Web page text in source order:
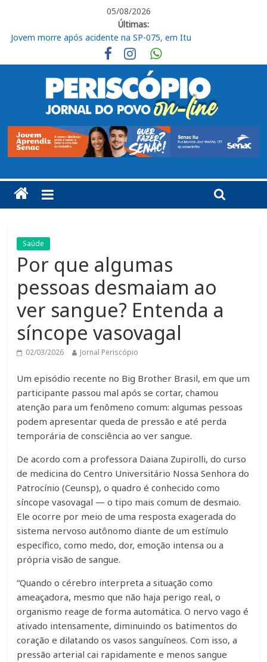
05/08/2026
Últimas:
Jovem morre após acidente na SP-075, em Itu
Ituano segue focado no confronto contra o Barra
Em Piracicaba, base do Ituano tem uma vitória e um empate
Campeonato Amador Série Ouro tem sequência em Itu
Jogador do Ituano denuncia injúria racial em partida do Paulista
Saúde
Por que algumas
pessoas desmaiam ao
ver sangue? Entenda a
síncope vasovagal
02/03/2026 Jornal Periscópio
Um episódio recente no Big Brother Brasil, em que um
participante passou mal após se cortar, chamou
atenção para um fenômeno comum: algumas pessoas
podem apresentar queda de pressão e até perda
temporária de consciência ao ver sangue.
De acordo com a professora Daiana Zupirolli, do curso
de medicina do Centro Universitário Nossa Senhora do
Patrocínio (Ceunsp), o quadro é conhecido como
síncope vasovagal — o tipo mais comum de desmaio.
Ele ocorre por meio de uma resposta exagerada do
sistema nervoso autônomo diante de um estímulo
específico, como medo, dor, emoção intensa ou a
própria visão de sangue.
“Quando o cérebro interpreta a situação como
ameaçadora, mesmo que não haja perigo real, o
organismo reage de forma automática. O nervo vago é
ativado intensamente, diminuindo os batimentos do
coração e dilatando os vasos sanguíneos. Com isso, a
pressão arterial cai rapidamente e menos sangue